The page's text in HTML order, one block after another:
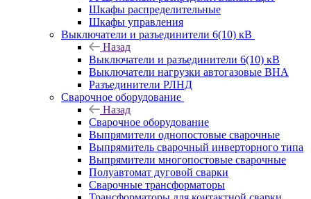
Шкафы распределительные
Шкафы управления
Выключатели и разъединители 6(10) кВ
Назад
Выключатели и разъединители 6(10) кВ
Выключатели нагрузки автогазовые ВНА
Разъединители РЛНД
Сварочное оборудование
Назад
Сварочное оборудование
Выпрямители однопостовые сварочные
Выпрямитель сварочный инверторного типа
Выпрямители многопостовые сварочные
Полуавтомат дуговой сварки
Сварочные трансформаторы